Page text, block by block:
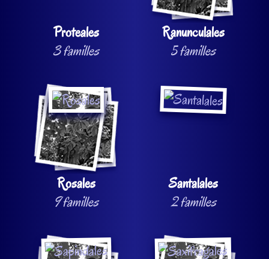
Proteales
3 familles
Ranunculales
5 familles
Rosales
9 familles
Santalales
2 familles